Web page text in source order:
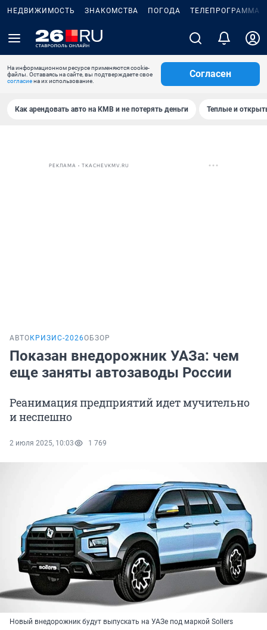
НЕДВИЖИМОСТЬ ЗНАКОМСТВА ПОГОДА ТЕЛЕПРОГРАММА
На информационном ресурсе применяются cookie-
файлы. Оставаясь на сайте, вы подтверждаете свое
согласиена их использование.
Согласен
Как арендовать авто на КМВ и не потерять деньги Теплые и
РЕКЛАМА • TKACHEVKMV.RU
АВТО КРИЗИС-2026ОБЗОР
Показан внедорожник УАЗа: чем
еще заняты автозаводы России
Реанимация предприятий идет мучительно
и неспешно
2 июля 2025, 10:03 1 769
Новый внедорожник будут выпускать на УАЗе под маркой Sollers